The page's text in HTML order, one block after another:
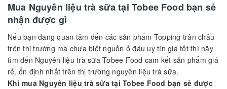
Mua Nguyên liệu trà sữa tại Tobee Food bạn sẻ
nhận được gì
Nếu bạn đang quan tâm đến các sản phẩm Topping trân châu
trên thị trường mà chưa biết nguồn ở đâu uy tín giá tốt thì hãy
tìm đến Nguyên liệu trà sữa Tobee Food cam kết sản phẩm giá
rẻ, ổn định nhất trên thị trường nguyên liệu trà sữa.
Khi mua Nguyên liệu trà sữa tại Tobee Food bạn sẻ được